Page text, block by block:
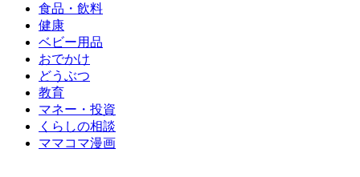
食品・飲料
健康
ベビー用品
おでかけ
どうぶつ
教育
マネー・投資
くらしの相談
ママコマ漫画